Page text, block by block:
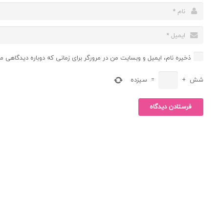
ذخیره نام، ایمیل و وبسایت من در مرورگر برای زمانی که دوباره
شش +
= سیزده
فرستادن دیدگاه